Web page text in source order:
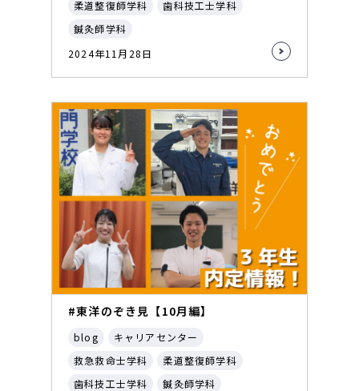
柔道整復師学科
歯科技工士学科
鍼灸師学科
2024年11月28日
#東洋のぞき見【10月編】
blog
キャリアセンター
救急救命士学科
柔道整復師学科
歯科技工士学科
鍼灸師学科